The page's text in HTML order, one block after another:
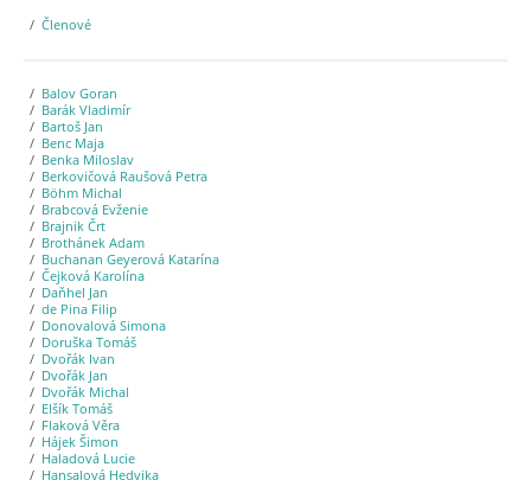
Členové
Balov Goran
Barák Vladimír
Bartoš Jan
Benc Maja
Benka Miloslav
Berkovičová Raušová Petra
Böhm Michal
Brabcová Evženie
Brajnik Črt
Brothánek Adam
Buchanan Geyerová Katarína
Čejková Karolína
Daňhel Jan
de Pina Filip
Donovalová Simona
Doruška Tomáš
Dvořák Ivan
Dvořák Jan
Dvořák Michal
Elšík Tomáš
Flaková Věra
Hájek Šimon
Haladová Lucie
Hansalová Hedvika